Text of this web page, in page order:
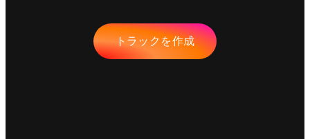
トラックを作成